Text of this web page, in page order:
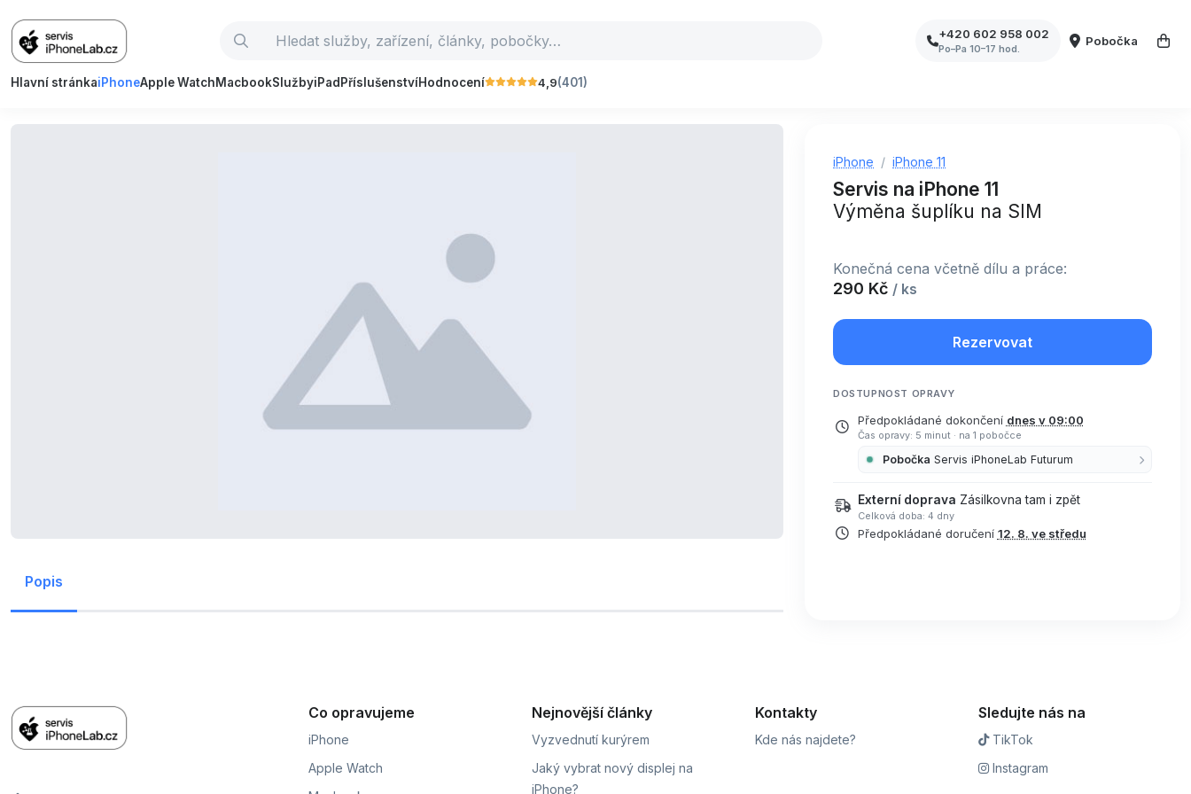
+420 602 958 002
Po–Pa 10–17 hod.
Pobočka
Hlavní stránkaiPhoneApple WatchMacbookSlužbyiPad PříslušenstvíHodnocení 4,9(401)
Popis
iPhone iPhone 11
Servis na iPhone 11
Výměna šuplíku na SIM
Konečná cena včetně dílu a práce:
290 Kč / ks
Rezervovat
DOSTUPNOST OPRAVY
Předpokládané dokončení dnes v 09:00
Čas opravy: 5 minut · na 1 pobočce
Pobočka Servis iPhoneLab Futurum
Externí doprava Zásilkovna tam i zpět
Celková doba: 4 dny
Předpokládané doručení 12. 8. ve středu
Co opravujeme
iPhone
Apple Watch
Nejnovější články
Vyzvednutí kurýrem
Jaký vybrat nový displej na
iPhone?
Kontakty
Kde nás najdete?
Sledujte nás na
TikTok
Instagram